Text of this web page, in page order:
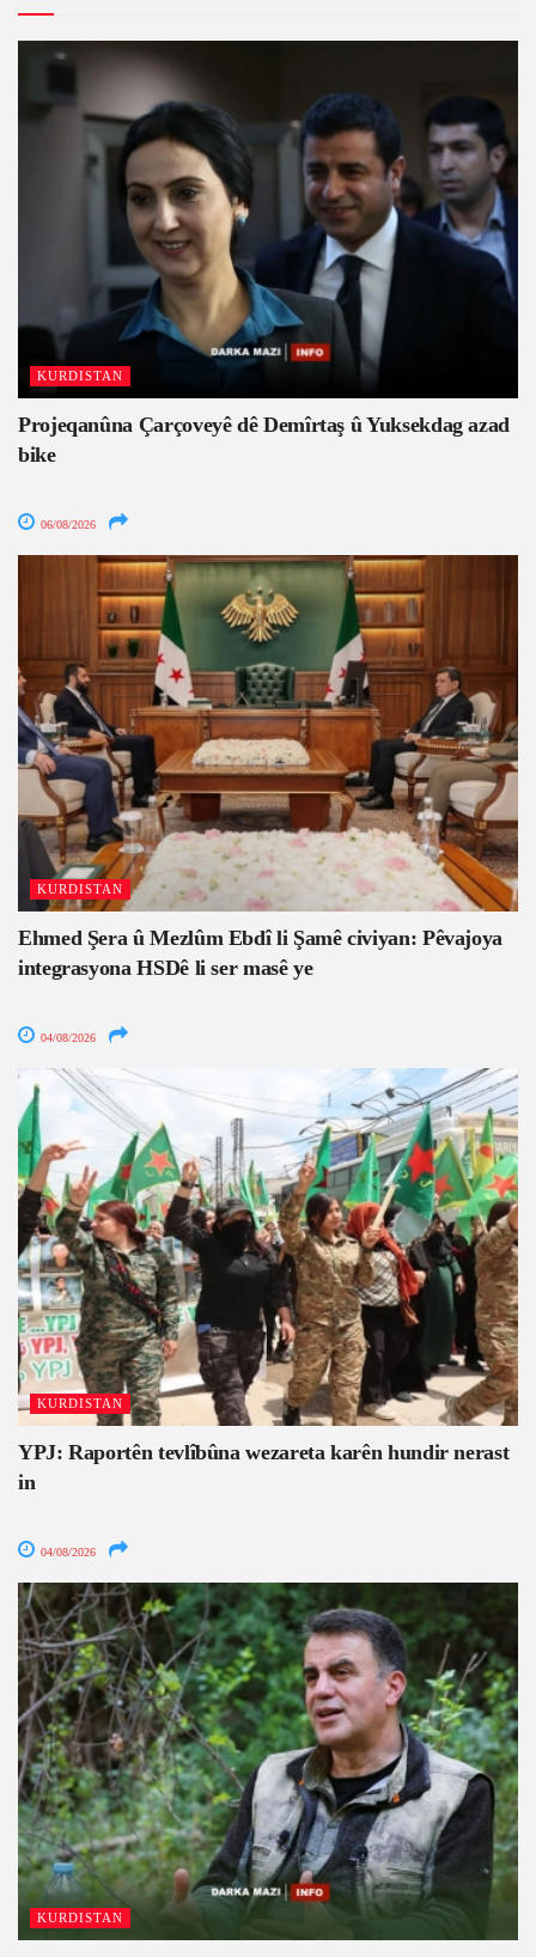
KURDISTAN
Projeqanûna Çarçoveyê dê Demîrtaş û Yuksekdag azad
bike
06/08/2026
KURDISTAN
Ehmed Şera û Mezlûm Ebdî li Şamê civiyan: Pêvajoya
integrasyona HSDê li ser masê ye
04/08/2026
KURDISTAN
YPJ: Raportên tevlîbûna wezareta karên hundir nerast
in
04/08/2026
KURDISTAN